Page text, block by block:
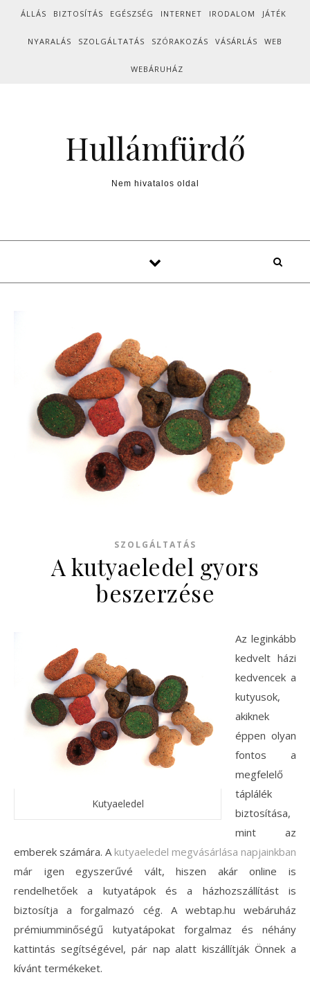
Skip to content
ÁLLÁS BIZTOSÍTÁS EGÉSZSÉG INTERNET IRODALOM JÁTÉK
NYARALÁS SZOLGÁLTATÁS SZÓRAKOZÁS VÁSÁRLÁS WEB
WEBÁRUHÁZ
Hullámfürdő
Nem hivatalos oldal
SZOLGÁLTATÁS
A kutyaeledel gyors
beszerzése
Kutyaeledel
Az leginkább
kedvelt házi
kedvencek a
kutyusok,
akiknek
éppen olyan
fontos a
megfelelő
táplálék
biztosítása,
mint az
emberek számára. A kutyaeledel megvásárlása napjainkban
már igen egyszerűvé vált, hiszen akár online is
rendelhetőek a kutyatápok és a házhozszállítást is
biztosítja a forgalmazó cég. A webtap.hu webáruház
prémiumminőségű kutyatápokat forgalmaz és néhány
kattintás segítségével, pár nap alatt kiszállítják Önnek a
kívánt termékeket.